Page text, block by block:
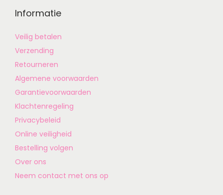
Informatie
Veilig betalen
Verzending
Retourneren
Algemene voorwaarden
Garantievoorwaarden
Klachtenregeling
Privacybeleid
Online veiligheid
Bestelling volgen
Over ons
Neem contact met ons op